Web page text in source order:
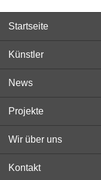
Startseite
Künstler
News
Projekte
Wir über uns
Kontakt